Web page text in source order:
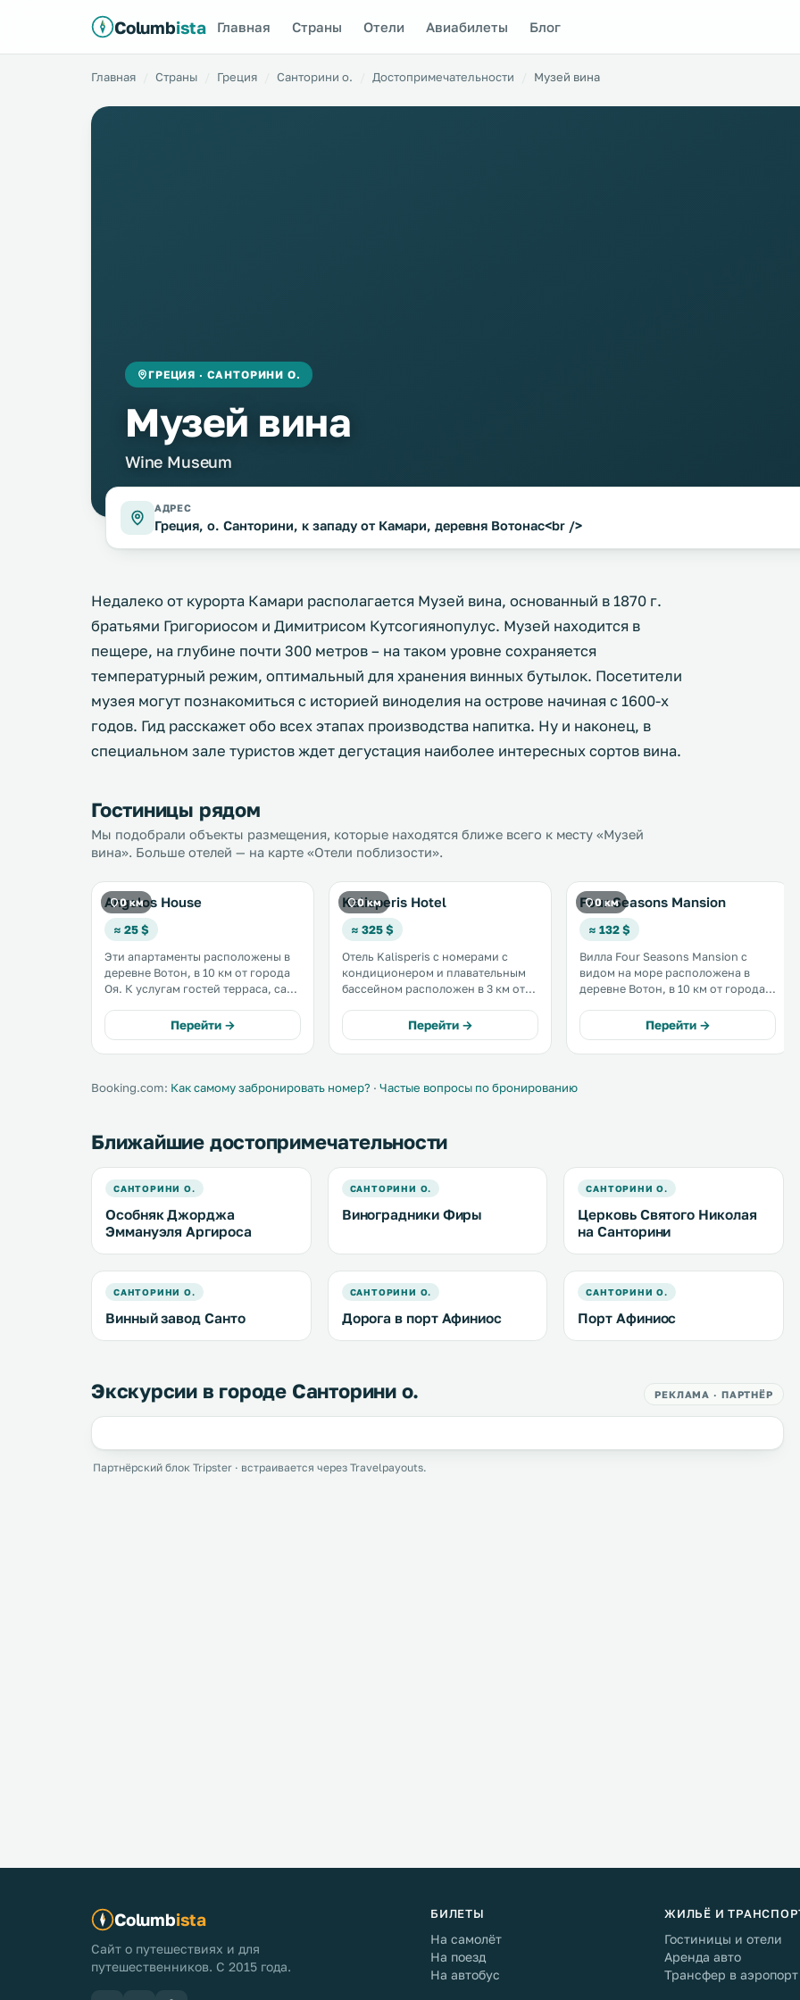
Columbista Главная Страны Отели Авиабилеты Блог
Главная Страны Греция Санторини о. Достопримечательности Музей вина
ГРЕЦИЯ · САНТОРИНИ О.
Музей вина
Wine Museum
АДРЕС
Греция, о. Санторини, к западу от Камари, деревня Вотонас<br />
Недалеко от курорта Камари располагается Музей вина, основанный в 1870 г.
братьями Григориосом и Димитрисом Кутсогиянопулус. Музей находится в
пещере, на глубине почти 300 метров – на таком уровне сохраняется
температурный режим, оптимальный для хранения винных бутылок. Посетители
музея могут познакомиться с историей виноделия на острове начиная с 1600-х
годов. Гид расскажет обо всех этапах производства напитка. Ну и наконец, в
специальном зале туристов ждет дегустация наиболее интересных сортов вина.
Гостиницы рядом
Мы подобрали объекты размещения, которые находятся ближе всего к месту «Музей
вина». Больше отелей — на карте «Отели поблизости».
0 км
Angelos House
≈ 25 $
Эти апартаменты расположены в
деревне Вотон, в 10 км от города
Оя. К услугам гостей терраса, сад
территории. Из апартаментов
открывается вид на море. .
Перейти →
0 км
Kalisperis Hotel
≈ 325 $
Отель Kalisperis с номерами с
кондиционером и плавательным
бассейном расположен в 3 км от
Санторини. К услугам гостей
бесплатный трансфер от/до
аэропорта и бесплатный Wi-Fi в
пользования. .
Перейти →
0 км
Four Seasons Mansion
≈ 132 $
Вилла Four Seasons Mansion с
видом на море расположена в
деревне Вотон, в 10 км от города
Автомобиль можно оставить на
бесплатной частной парковке. .
Перейти →
Booking.com: Как самому забронировать номер? · Частые вопросы по бронированию
Ближайшие достопримечательности
САНТОРИНИ О.
Особняк Джорджа
Эммануэля Аргироса
САНТОРИНИ О.
Виноградники Фиры
САНТОРИНИ О.
Церковь Святого Николая
на Санторини
САНТОРИНИ О.
Винный завод Санто
САНТОРИНИ О.
Дорога в порт Афиниос
САНТОРИНИ О.
Порт Афиниос
Экскурсии в городе Санторини о. РЕКЛАМА · ПАРТНЁР
Партнёрский блок Tripster · встраивается через Travelpayouts.
Columbista
Сайт о путешествиях и для
путешественников. С 2015 года.
БИЛЕТЫ
На самолёт
На поезд
На автобус
ЖИЛЬЁ И
Гостиницы и отели
Аренда авто
Трансфер в аэропорт